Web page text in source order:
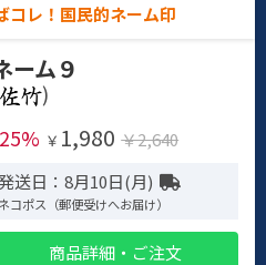
コレ！国民的ネーム印
ーム９
)
￥ 1,980 ￥2,640
送日：8月10日(月)
ネコポス（郵便受けへお届け）
商品詳細・ご注文